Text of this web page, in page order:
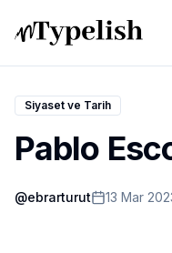
Dünya
Film ve Dizi
Siyaset ve Tarih
Pablo
@ebrarturut 13 Mar